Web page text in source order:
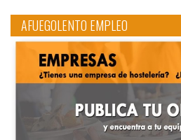
AFUEGOLENTO EMPLEO